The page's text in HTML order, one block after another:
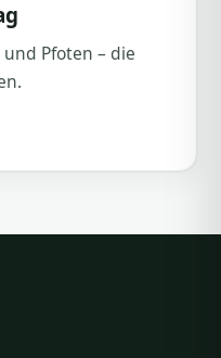
Pfoten – die